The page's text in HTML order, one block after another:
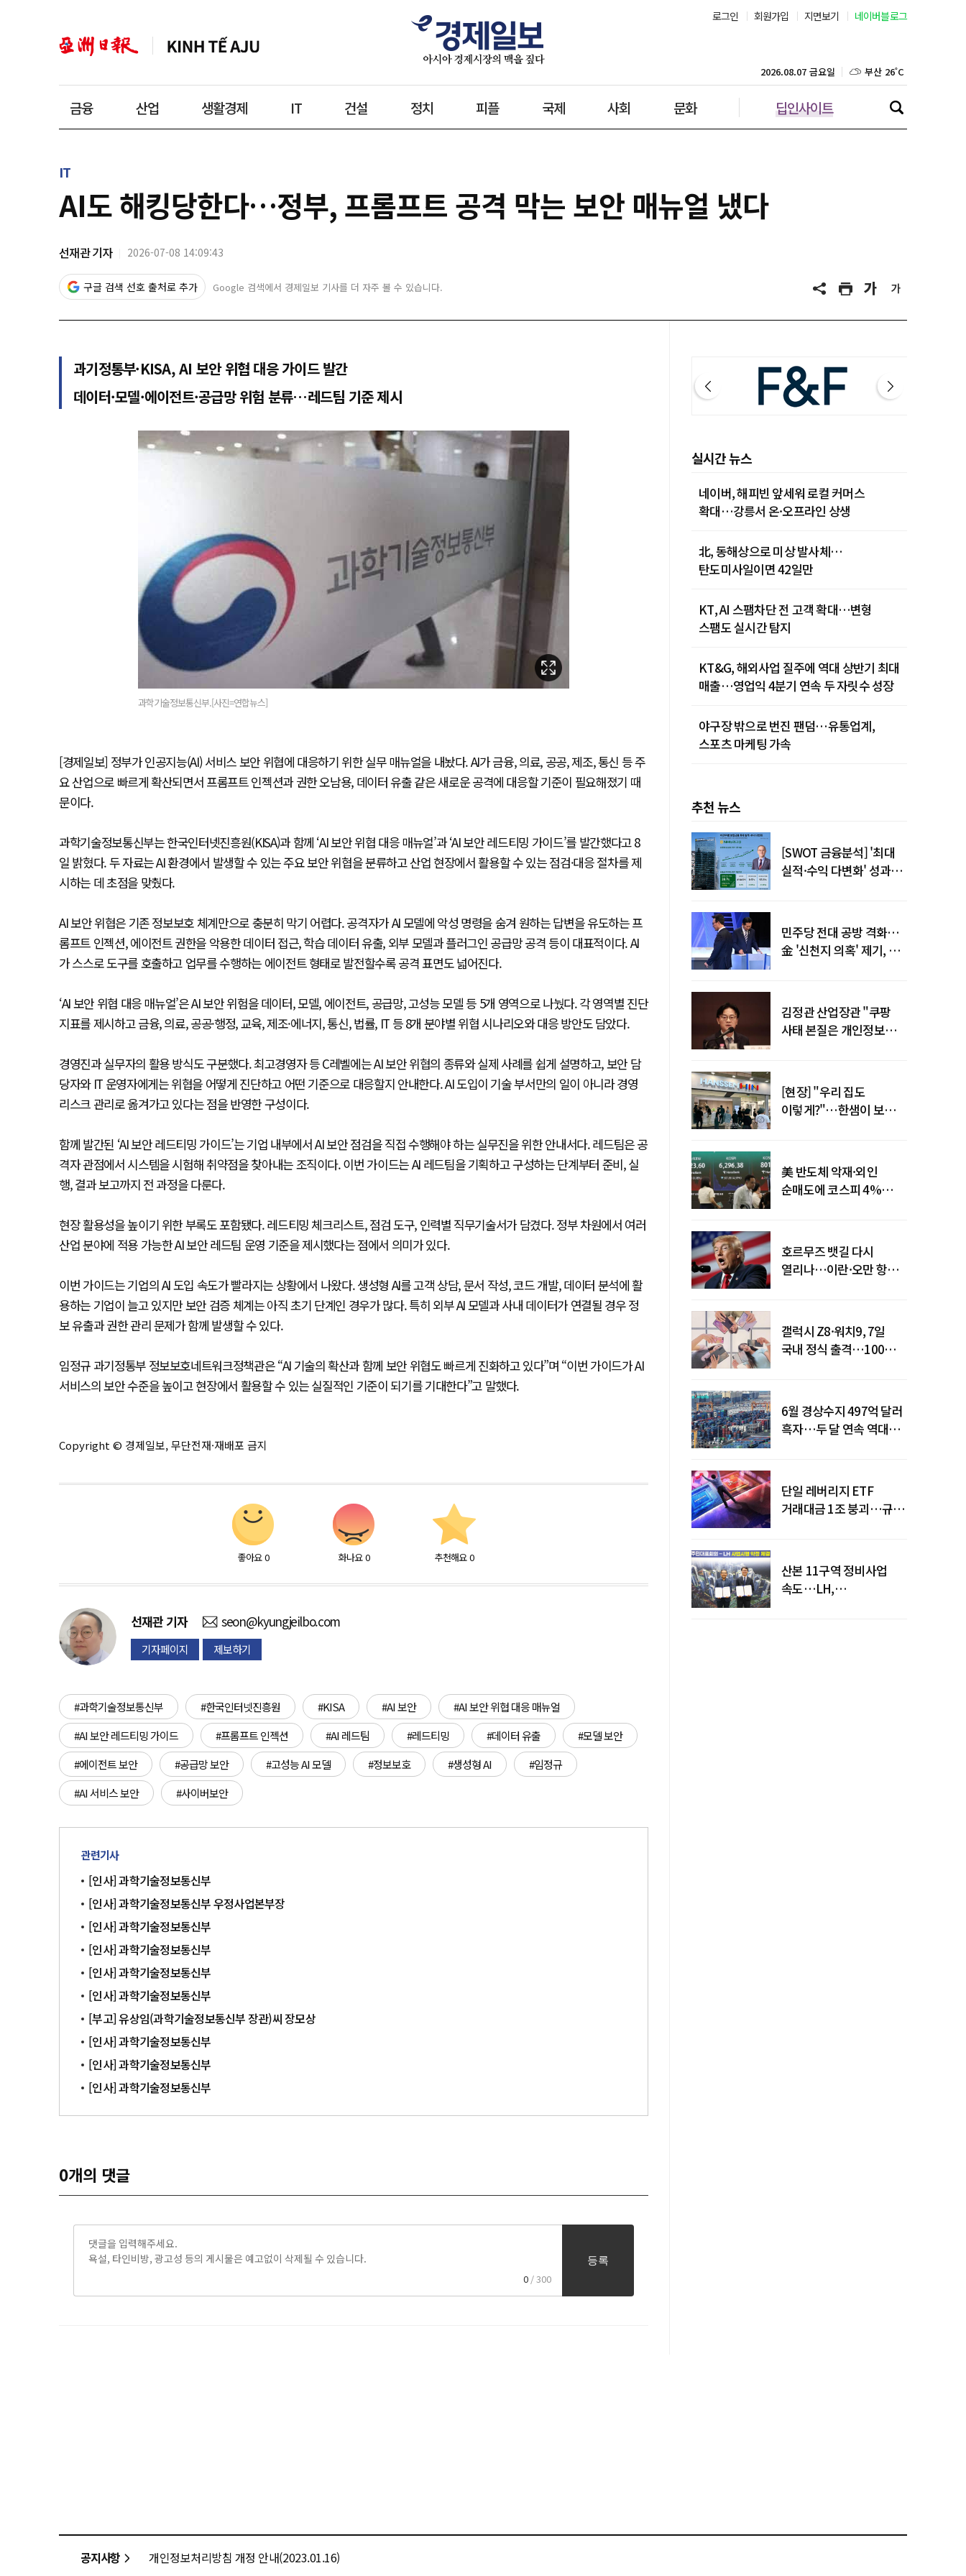
로그인 회원가입 지면보기 네이버블로그
금융 산업 생활경제 IT 건설 정치 피플 국제 사회 문화 딥인사이트
2026.08.07 금요일 대구 23˚C
인천 28˚C
제주 28˚C
IT
AI도 해킹당한다…정부, 프롬프트 공격 막는 보안 매뉴얼 냈다
선재관 기자 2026-07-08 14:09:43
구글 검색 선호 출처로 추가 Google 검색에서 경제일보 기사를 더 자주 볼 수 있습니다.
과기정통부·KISA, AI 보안 위협 대응 가이드 발간
데이터·모델·에이전트·공급망 위험 분류…레드팀 기준 제시
과학기술정보통신부.[사진=연합뉴스]
[경제일보] 정부가 인공지능(AI) 서비스 보안 위협에 대응하기 위한 실무 매뉴얼을 내놨다. AI가 금융, 의료, 공공, 제조, 통신 등 주
요 산업으로 빠르게 확산되면서 프롬프트 인젝션과 권한 오남용, 데이터 유출 같은 새로운 공격에 대응할 기준이 필요해졌기 때
문이다.
과학기술정보통신부는 한국인터넷진흥원(KISA)과 함께 ‘AI 보안 위협 대응 매뉴얼’과 ‘AI 보안 레드티밍 가이드’를 발간했다고 8
일 밝혔다. 두 자료는 AI 환경에서 발생할 수 있는 주요 보안 위협을 분류하고 산업 현장에서 활용할 수 있는 점검·대응 절차를 제
시하는 데 초점을 맞췄다.
AI 보안 위협은 기존 정보보호 체계만으로 충분히 막기 어렵다. 공격자가 AI 모델에 악성 명령을 숨겨 원하는 답변을 유도하는 프
롬프트 인젝션, 에이전트 권한을 악용한 데이터 접근, 학습 데이터 유출, 외부 모델과 플러그인 공급망 공격 등이 대표적이다. AI
가 스스로 도구를 호출하고 업무를 수행하는 에이전트 형태로 발전할수록 공격 표면도 넓어진다.
‘AI 보안 위협 대응 매뉴얼’은 AI 보안 위험을 데이터, 모델, 에이전트, 공급망, 고성능 모델 등 5개 영역으로 나눴다. 각 영역별 진단
지표를 제시하고 금융, 의료, 공공·행정, 교육, 제조·에너지, 통신, 법률, IT 등 8개 분야별 위협 시나리오와 대응 방안도 담았다.
경영진과 실무자의 활용 방식도 구분했다. 최고경영자 등 C레벨에는 AI 보안 위협의 종류와 실제 사례를 쉽게 설명하고, 보안 담
당자와 IT 운영자에게는 위협을 어떻게 진단하고 어떤 기준으로 대응할지 안내한다. AI 도입이 기술 부서만의 일이 아니라 경영
리스크 관리로 옮겨가고 있다는 점을 반영한 구성이다.
함께 발간된 ‘AI 보안 레드티밍 가이드’는 기업 내부에서 AI 보안 점검을 직접 수행해야 하는 실무진을 위한 안내서다. 레드팀은 공
격자 관점에서 시스템을 시험해 취약점을 찾아내는 조직이다. 이번 가이드는 AI 레드팀을 기획하고 구성하는 단계부터 준비, 실
행, 결과 보고까지 전 과정을 다룬다.
현장 활용성을 높이기 위한 부록도 포함됐다. 레드티밍 체크리스트, 점검 도구, 인력별 직무기술서가 담겼다. 정부 차원에서 여러
산업 분야에 적용 가능한 AI 보안 레드팀 운영 기준을 제시했다는 점에서 의미가 있다.
이번 가이드는 기업의 AI 도입 속도가 빨라지는 상황에서 나왔다. 생성형 AI를 고객 상담, 문서 작성, 코드 개발, 데이터 분석에 활
용하는 기업이 늘고 있지만 보안 검증 체계는 아직 초기 단계인 경우가 많다. 특히 외부 AI 모델과 사내 데이터가 연결될 경우 정
보 유출과 권한 관리 문제가 함께 발생할 수 있다.
임정규 과기정통부 정보보호네트워크정책관은 “AI 기술의 확산과 함께 보안 위협도 빠르게 진화하고 있다”며 “이번 가이드가 AI
서비스의 보안 수준을 높이고 현장에서 활용할 수 있는 실질적인 기준이 되기를 기대한다”고 말했다.
Copyright © 경제일보, 무단전재·재배포 금지
좋아요 0 화나요 0 추천해요 0
선재관 기자 seon@kyungjeilbo.com
기자페이지 제보하기
#과학기술정보통신부 #한국인터넷진흥원 #KISA #AI 보안
#AI 보안 위협 대응 매뉴얼
#AI 보안 레드티밍 가이드
#프롬프트 인젝션 #AI 레드팀 #레드티밍 #데이터 유출
#모델 보안
#에이전트 보안
#공급망 보안 #고성능 AI 모델 #정보보호 #생성형 AI
#임정규
#AI 서비스 보안
#사이버보안
관련기사
[인사] 과학기술정보통신부
[인사] 과학기술정보통신부 우정사업본부장
[인사] 과학기술정보통신부
[인사] 과학기술정보통신부
[인사] 과학기술정보통신부
[인사] 과학기술정보통신부
[부고] 유상임(과학기술정보통신부 장관)씨 장모상
[인사] 과학기술정보통신부
[인사] 과학기술정보통신부
[인사] 과학기술정보통신부
0개의 댓글
0 / 300
등록
실시간 뉴스
네이버, 해피빈 앞세워 로컬 커머스
확대…강릉서 온·오프라인 상생
北, 동해상으로 미상 발사체…
탄도미사일이면 42일만
KT, AI 스팸차단 전 고객 확대…변형
스팸도 실시간 탐지
KT&G, 해외사업 질주에 역대 상반기 최대
매출…영업익 4분기 연속 두 자릿수 성장
야구장 밖으로 번진 팬덤…유통업계,
스포츠 마케팅 가속
추천 뉴스
[SWOT 금융분석] '최대
실적·수익 다변화' 성과…
민주당 전대 공방 격화…
金 '신천지 의혹' 제기, 鄭
김정관 산업장관 "쿠팡
사태 본질은 개인정보
[현장] "우리 집도
이렇게?"…한샘이 보여준
美 반도체 악재·외인
순매도에 코스피 4%
호르무즈 뱃길 다시
열리나…이란·오만 항로
갤럭시 Z8·워치9, 7일
국내 정식 출격…100개국
6월 경상수지 497억 달러
흑자…두 달 연속 역대
단일 레버리지 ETF
거래대금 1조 붕괴…규제
산본 11구역 정비사업
속도…LH,
공지사항 개인정보처리방침 개정 안내(2023.01.16)